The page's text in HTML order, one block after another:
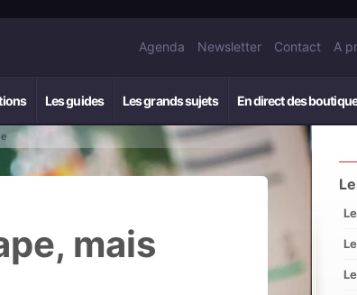
Agenda Newsletter Contact A
Les guides Les grands sujets En direct des
mais